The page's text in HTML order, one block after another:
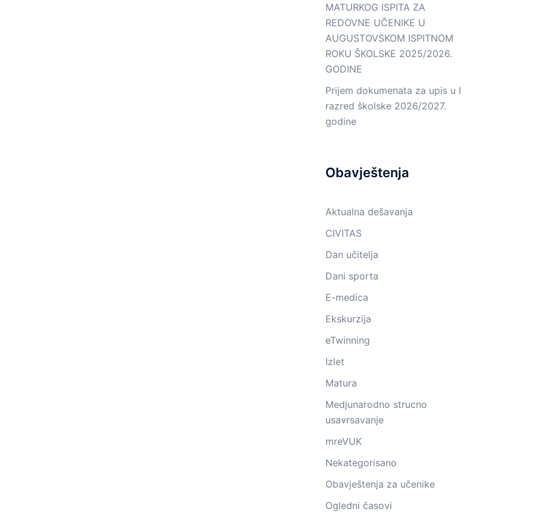
MATURKOG ISPITA ZA
REDOVNE UČENIKE U
AUGUSTOVSKOM ISPITNOM
ROKU ŠKOLSKE 2025/2026.
GODINE
Prijem dokumenata za upis u I
razred školske 2026/2027.
godine
Obavještenja
Aktualna dešavanja
CIVITAS
Dan učitelja
Dani sporta
E-medica
Ekskurzija
eTwinning
Izlet
Matura
Medjunarodno strucno
usavrsavanje
mreVUK
Nekategorisano
Obavještenja za učenike
Ogledni časovi